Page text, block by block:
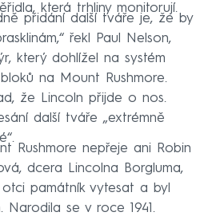
která trhliny monitorují.
přidání další tváře je, že by
řekl Paul Nelson,
který dohlížel na systém
na Mount Rushmore.
že Lincoln přijde o nos.
další tváře „extrémně
Rushmore nepřeje ani Robin
dcera Lincolna Borgluma,
památník vytesat a byl
Narodila se v roce 1941.